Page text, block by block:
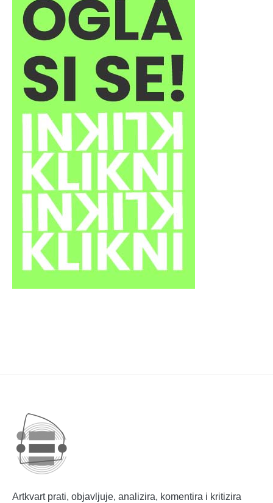
Artkvart prati, objavljuje, analizira, komentira i kritizira